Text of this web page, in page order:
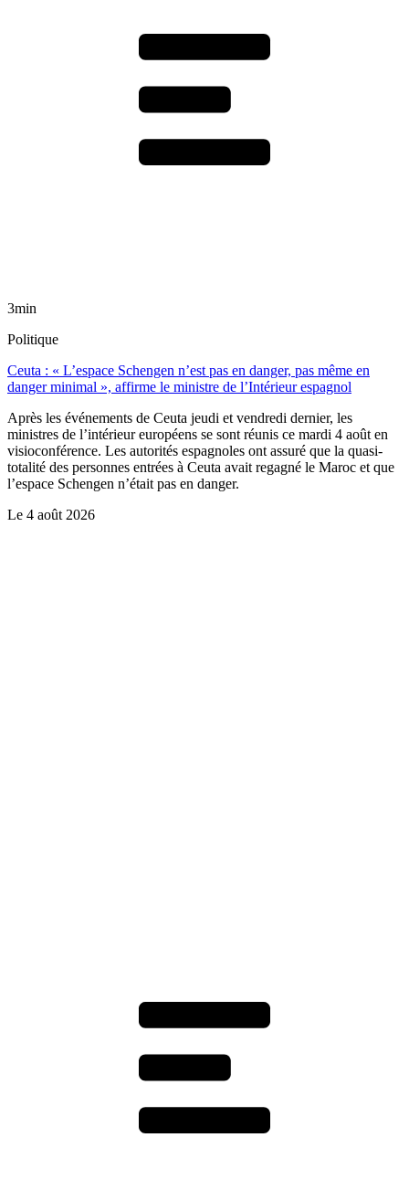
3min
Politique
Ceuta : « L’espace Schengen n’est pas en danger, pas même en
danger minimal », affirme le ministre de l’Intérieur espagnol
Après les événements de Ceuta jeudi et vendredi dernier, les
ministres de l’intérieur européens se sont réunis ce mardi 4 août en
visioconférence. Les autorités espagnoles ont assuré que la quasi-
totalité des personnes entrées à Ceuta avait regagné le Maroc et que
l’espace Schengen n’était pas en danger.
Le 4 août 2026